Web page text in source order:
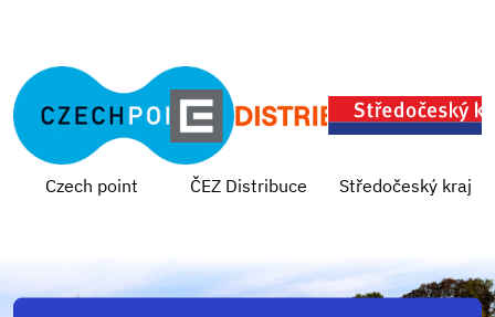
Czech point ČEZ Distribuce Středočeský kraj